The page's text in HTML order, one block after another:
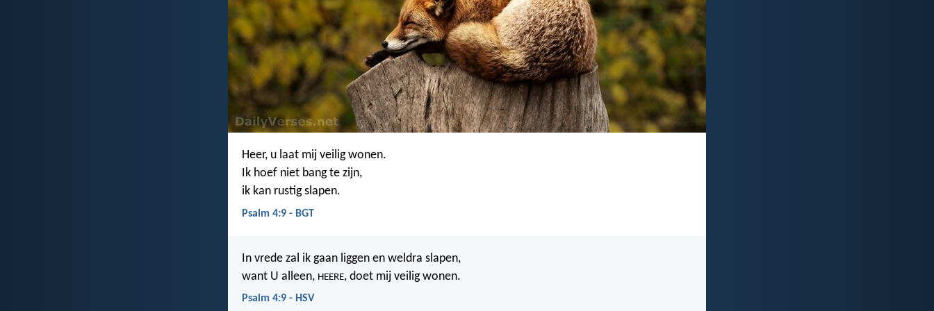
Heer, u laat mij veilig wonen.
Ik hoef niet bang te zijn,
ik kan rustig slapen.
Psalm 4:9 - BGT
In vrede zal ik gaan liggen en weldra slapen,
want U alleen, HEERE, doet mij veilig wonen.
Psalm 4:9 - HSV